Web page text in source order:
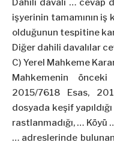
Dahili davalı … cevap
işyerinin tamamının iş
olduğunun tespitine
Diğer dahili davalılar
C) Yerel Mahkeme
Mahkemenin
2015/7618 Esas,
dosyada keşif
rastlanmadığı, … Köyü
… adreslerinde